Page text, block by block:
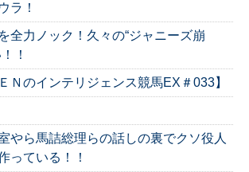
ラ！
全力ノック！久々の“ジャニーズ崩
！
Ｎのインテリジェンス競馬EX＃033】
やら馬詰総理らの話しの裏でクソ役人
っている！！